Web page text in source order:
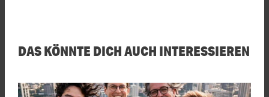
DAS KÖNNTE DICH AUCH INTERESSIEREN